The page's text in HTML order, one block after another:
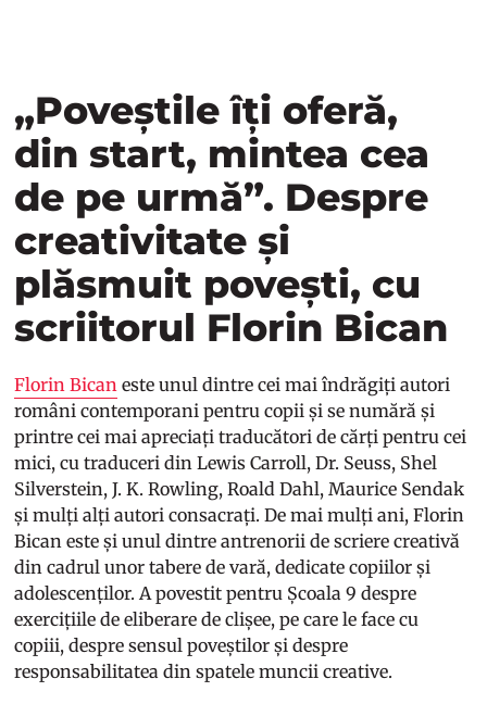
„Poveștile îți oferă,
din start, mintea cea
de pe urmă”. Despre
creativitate și
plăsmuit povești, cu
scriitorul Florin Bican
Florin Bican este unul dintre cei mai îndrăgiți autori
români contemporani pentru copii și se numără și
printre cei mai apreciați traducători de cărți pentru cei
mici, cu traduceri din Lewis Carroll, Dr. Seuss, Shel
Silverstein, J. K. Rowling, Roald Dahl, Maurice Sendak
și mulți alți autori consacrați. De mai mulți ani, Florin
Bican este și unul dintre antrenorii de scriere creativă
din cadrul unor tabere de vară, dedicate copiilor și
adolescenților. A povestit pentru Școala 9 despre
exercițiile de eliberare de clișee, pe care le face cu
copiii, despre sensul poveștilor și despre
responsabilitatea din spatele muncii creative.